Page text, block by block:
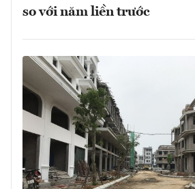
so với năm liền trước